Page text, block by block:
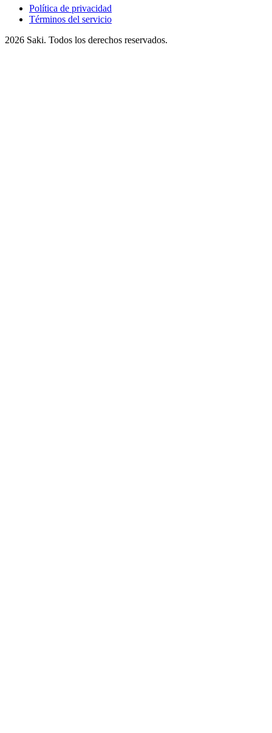
Política de privacidad
Términos del servicio
2026 Saki. Todos los derechos reservados.